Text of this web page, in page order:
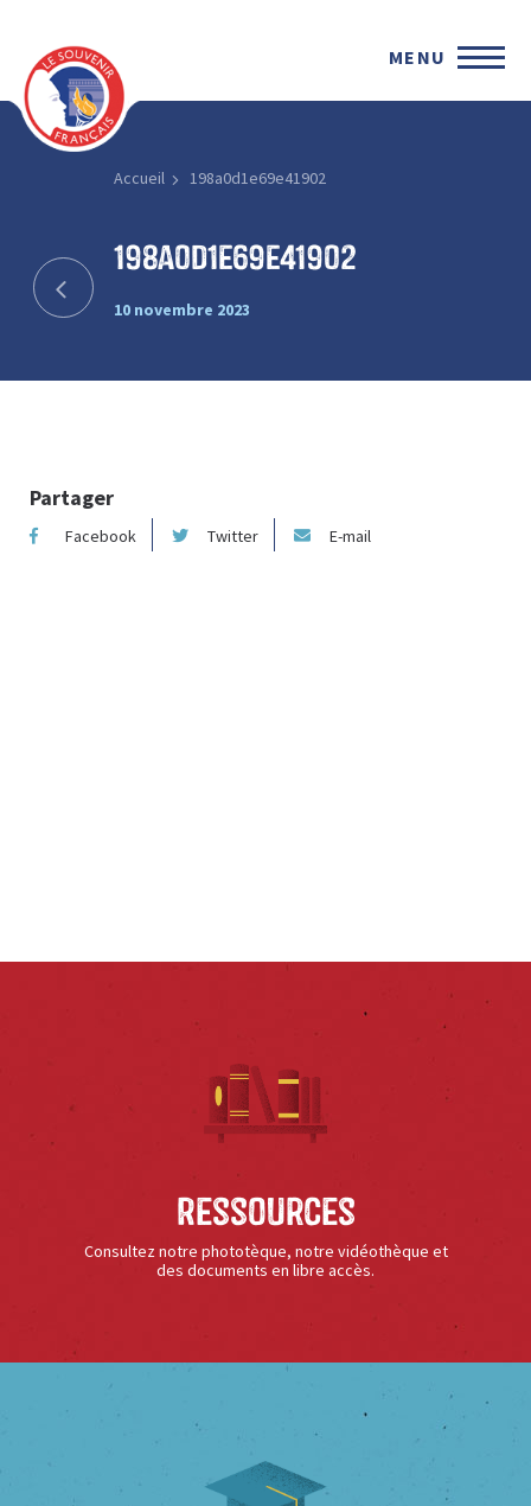
MENU
Accueil 198a0d1e69e41902
198a0d1e69e41902
10 novembre 2023
Partager
Facebook Twitter E-mail
Ressources
Consultez notre phototèque, notre vidéothèque et
des documents en libre accès.